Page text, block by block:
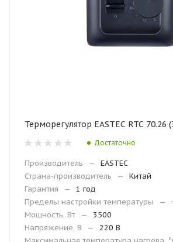
Терморегулятор EASTEC RTC 70.26
Достаточно
Производитель —
EASTEC
Страна-производитель
—
Китай
Гарантия
—
1 год
Пределы настройки температуры
—
Мощность, Вт
—
3500
Напряжение, В
—
220 В